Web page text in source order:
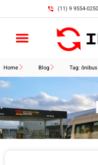
(11) 9 9554-0250
Home Blog Tag: